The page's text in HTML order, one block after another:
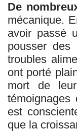
De
mécanique.
avoir passé
pousser
troubles
ont porté
mort de
témoignages
est
que la